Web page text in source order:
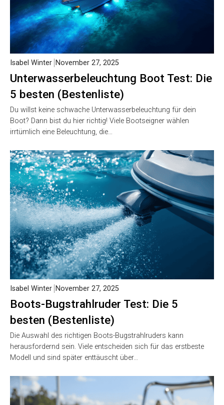
Unterwasserbeleuchtung Boot Test: Die
5 besten (Bestenliste)
Isabel Winter November 27, 2025
Du willst keine schwache Unterwasserbeleuchtung für dein
Boot? Dann bist du hier richtig! Viele Bootseigner wählen
irrtümlich eine Beleuchtung, die…
Boots-Bugstrahlruder Test: Die 5
besten (Bestenliste)
Isabel Winter November 27, 2025
Die Auswahl des richtigen Boots-Bugstrahlruders kann
herausfordernd sein. Viele entscheiden sich für das erstbeste
Modell und sind später enttäuscht über…